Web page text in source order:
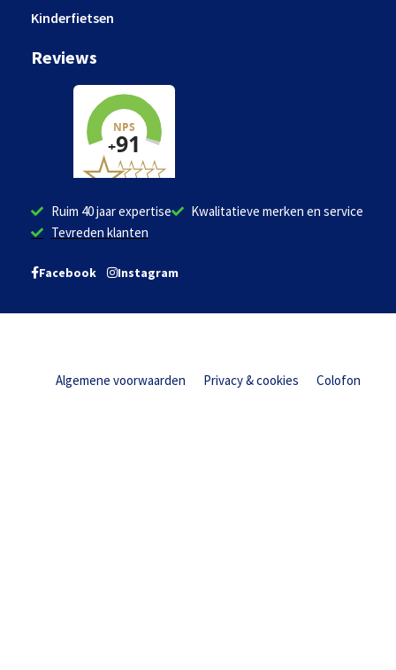
Kinderfietsen
Reviews
Ruim 40 jaar expertise
Kwalitatieve merken en service
Tevreden klanten
Facebook Instagram
Algemene voorwaarden Privacy & cookies Colofon